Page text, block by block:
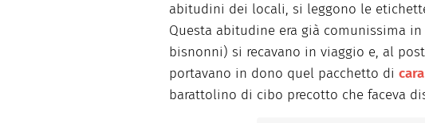
abitudini dei locali, si leggono le
Questa abitudine era già comunissima
bisnonni) si recavano in viaggio e, al
portavano in dono quel pacchetto di
barattolino di cibo precotto che faceva